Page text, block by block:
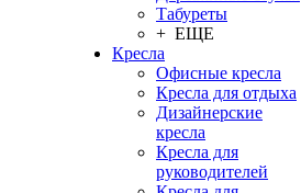
Табуреты
+ ЕЩЕ
Кресла
Офисные кресла
Кресла для отдыха
Дизайнерские
кресла
Кресла для
руководителей